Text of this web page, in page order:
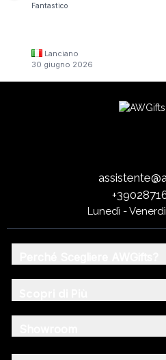
Fantastico
Lanciano
30 giugno 2026
Lunedì -